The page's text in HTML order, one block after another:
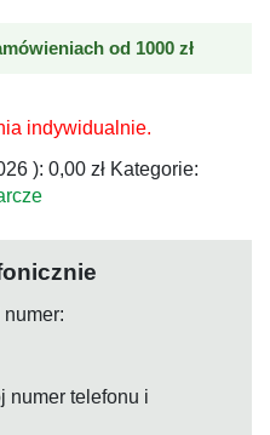
od 1000 zł
indywidualnie.
): 0,00 zł Kategorie:
numer telefonu i